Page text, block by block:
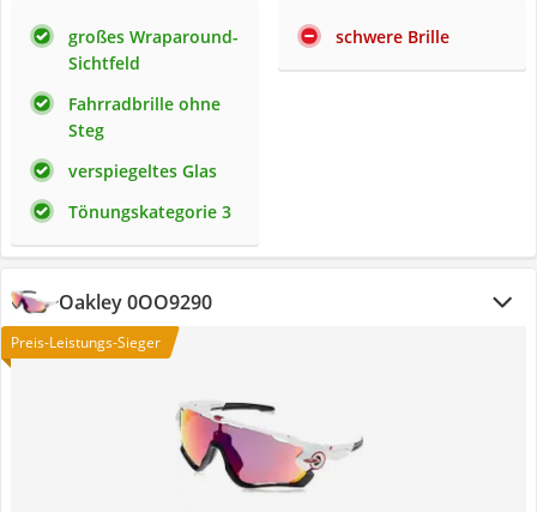
großes Wraparound-
Sichtfeld
Fahrradbrille ohne
Steg
verspiegeltes Glas
Tönungskategorie 3
schwere Brille
Oakley 0OO9290
Preis-Leistungs-Sieger